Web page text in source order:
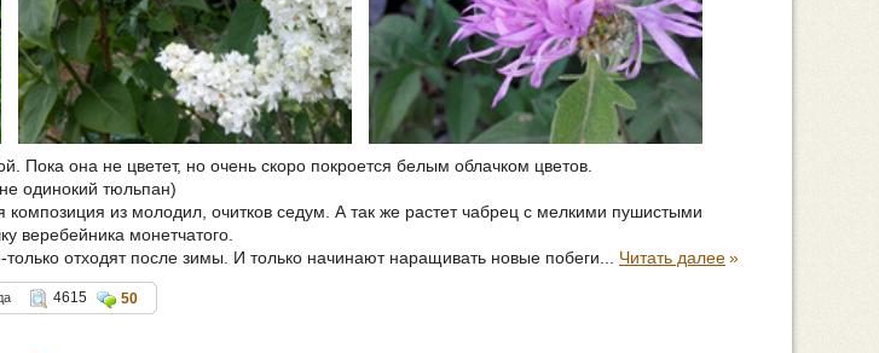
Пока она не цветет, но очень скоро покроется белым облачком цветов.
одинокий тюльпан)
из молодил, очитков седум. А так же растет чабрец с мелкими пушистыми
веребейника монетчатого.
отходят после зимы. И только начинают наращивать новые побеги... Читать далее»
4615 50